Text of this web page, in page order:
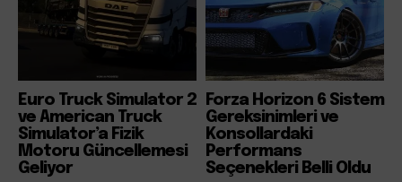
Euro Truck Simulator 2
ve American Truck
Simulator’a Fizik
Motoru Güncellemesi
Geliyor
Forza Horizon 6 Sistem
Gereksinimleri ve
Konsollardaki
Performans
Seçenekleri Belli Oldu